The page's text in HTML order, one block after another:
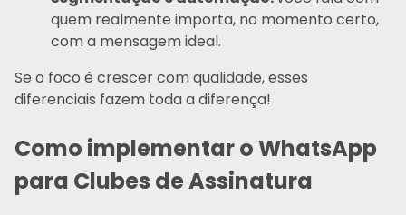
quem realmente importa, no momento certo,
com a mensagem ideal.
Se o foco é crescer com qualidade, esses
diferenciais fazem toda a diferença!
Como implementar o WhatsApp
para Clubes de Assinatura